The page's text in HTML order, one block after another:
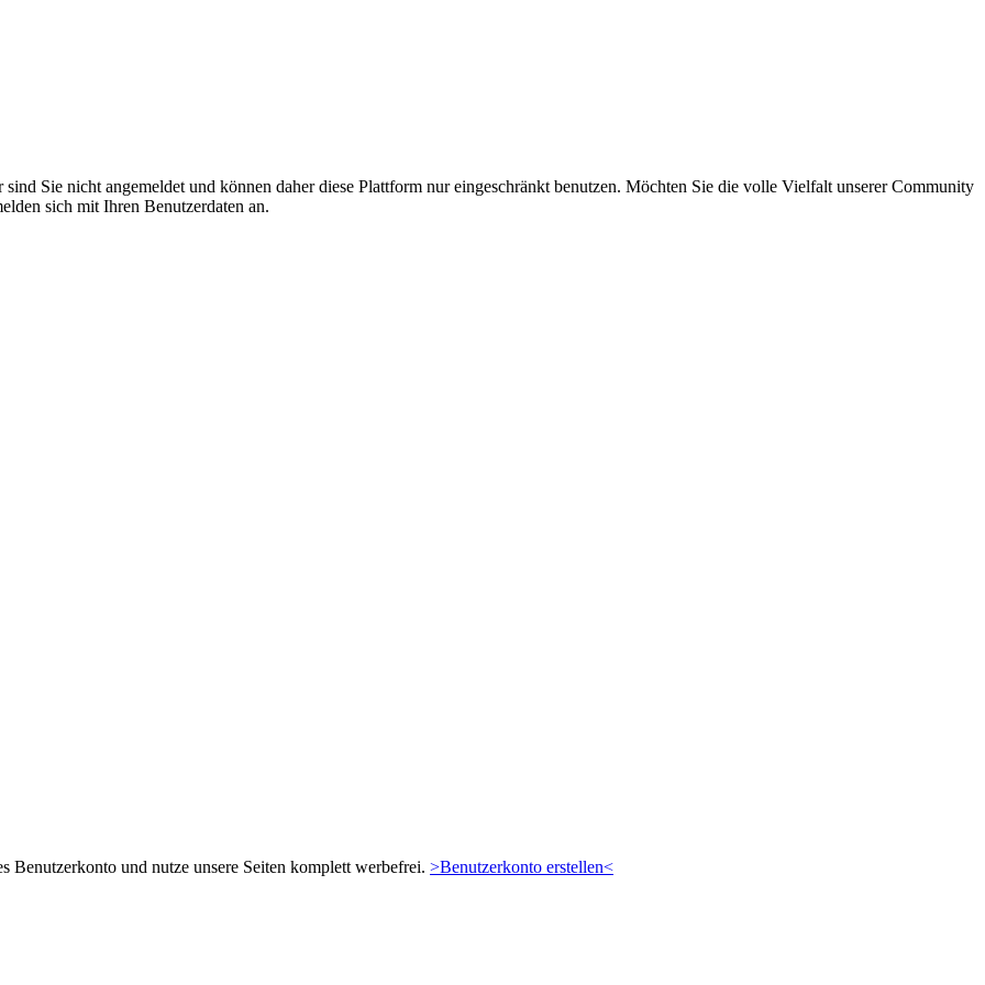
sind Sie nicht angemeldet und können daher diese Plattform nur eingeschränkt benutzen. Möchten Sie die volle Vielfalt unserer Community
sich mit Ihren Benutzerdaten an.
Benutzerkonto und nutze unsere Seiten komplett werbefrei. >Benutzerkonto erstellen<